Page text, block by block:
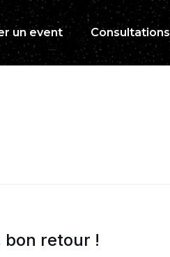
un event Consultations
bon retour !